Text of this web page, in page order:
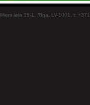
Miera iela 15-1, Rīga, LV-1001, t: